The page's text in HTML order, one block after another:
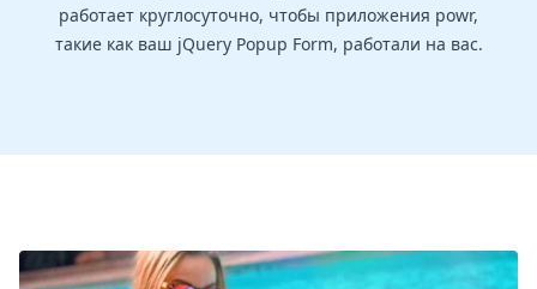
работает круглосуточно, чтобы приложения powr,
такие как ваш jQuery Popup Form, работали на вас.